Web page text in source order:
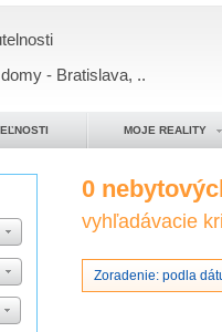
- Bratislava, ..
MOJE REALITY
0
vyhľadávacie
Zoradenie: podla